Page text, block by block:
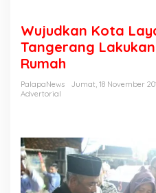
Wujudkan Kota
Tangerang
Rumah
PalapaNews
Jumat, 18 November
Advertorial